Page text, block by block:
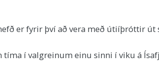
er fyrir því að vera með útiíþróttir út
í valgreinum einu sinni í viku á